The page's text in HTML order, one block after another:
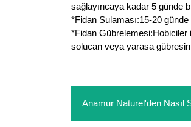
sağlayıncaya kadar 5 günde
*Fidan Sulaması:15-20 günde
*Fidan Gübrelemesi:Hobiciler
solucan veya yarasa
Anamur Naturel'den Nasıl